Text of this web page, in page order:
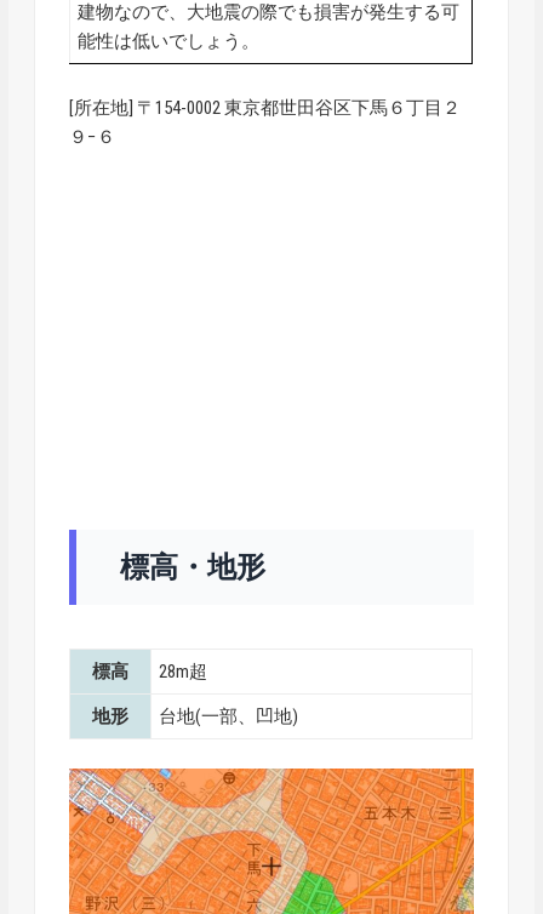
建物なので、大地震の際でも損害が発生する可
能性は低いでしょう。
[所在地] 〒154-0002 東京都世田谷区下馬６丁目２
９−６
標高・地形
標高 28m超
地形 台地(一部、凹地)